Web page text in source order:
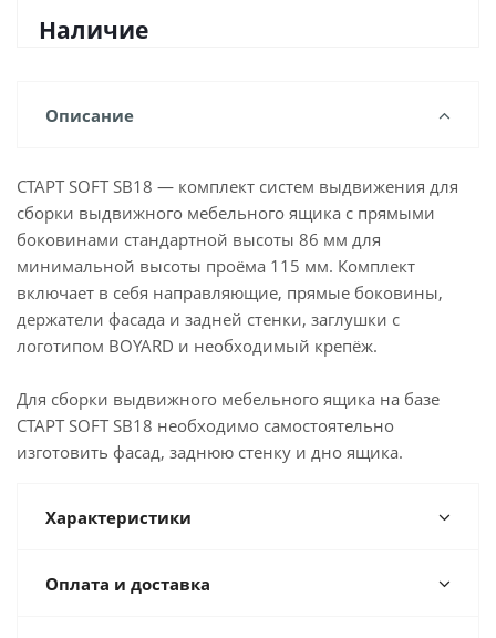
Наличие
Описание
СТАРТ SOFT SB18 — комплект систем выдвижения для
сборки выдвижного мебельного ящика с прямыми
боковинами стандартной высоты 86 мм для
минимальной высоты проёма 115 мм. Комплект
включает в себя направляющие, прямые боковины,
держатели фасада и задней стенки, заглушки с
логотипом BOYARD и необходимый крепёж.
Для сборки выдвижного мебельного ящика на базе
СТАРТ SOFT SB18 необходимо самостоятельно
изготовить фасад, заднюю стенку и дно ящика.
Характеристики
Оплата и доставка